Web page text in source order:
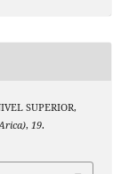
SUPERIOR,
, 19.